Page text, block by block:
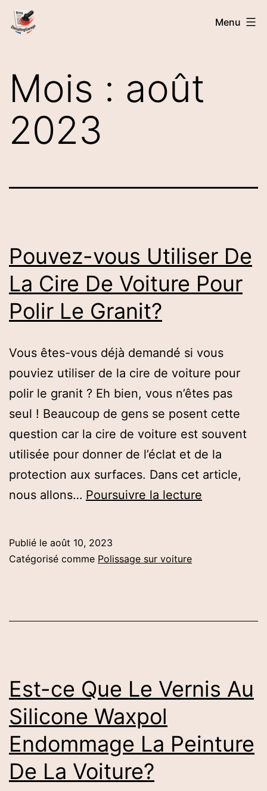
Aller
auDetailing-
Menu
Mois : août
2023
Pouvez-vous Utiliser De
La Cire De Voiture Pour
Polir Le Granit?
Vous êtes-vous déjà demandé si vous
pouviez utiliser de la cire de voiture pour
polir le granit ? Eh bien, vous n’êtes pas
seul ! Beaucoup de gens se posent cette
question car la cire de voiture est souvent
utilisée pour donner de l’éclat et de la
protection aux surfaces. Dans cet article,
nous allons… Poursuivre la lecture
Le
Publié le août 10, 2023
Catégorisé comme Polissage sur voiture
Est-ce Que Le Vernis Au
Silicone Waxpol
Endommage La Peinture
De La Voiture?